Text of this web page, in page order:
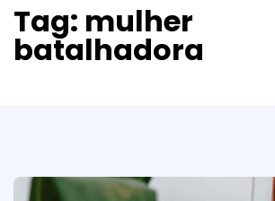
Tag: mulher
batalhadora